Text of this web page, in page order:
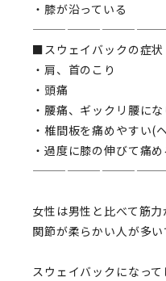
・膝が沿っている
■スウェイバックの症状
・肩、首のこり
・頭痛
・腰痛、ギックリ腰に
・椎間板を痛めやすい(
・過度に膝の伸びて痛
女性は男性と比べて筋力
関節が柔らかい人が多い
スウェイバックになっ